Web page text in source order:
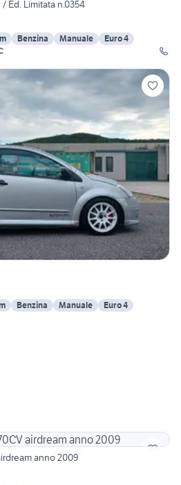
/ Ed. Limitata n.0354
Benzina Manuale
Euro 4
Benzina Manuale Euro 4
anno 2009